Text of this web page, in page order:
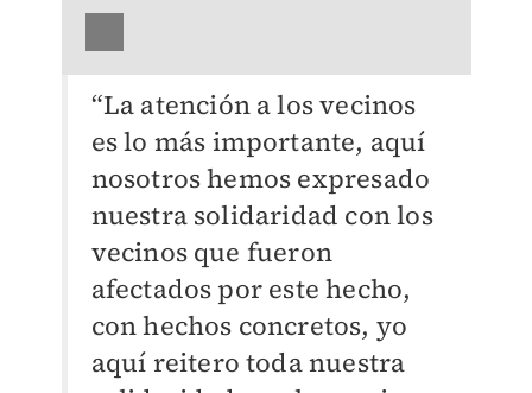
“La atención a los vecinos
es lo más importante, aquí
nosotros hemos expresado
nuestra solidaridad con los
vecinos que fueron
afectados por este hecho,
con hechos concretos, yo
aquí reitero toda nuestra